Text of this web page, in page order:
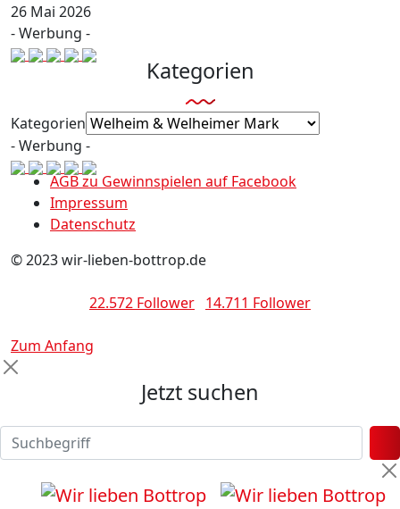
26 Mai 2026
- Werbung -
Kategorien
Kategorien
- Werbung -
AGB zu Gewinnspielen auf Facebook
Impressum
Datenschutz
© 2023 wir-lieben-bottrop.de
22.572 Follower 14.711 Follower
Zum Anfang
Jetzt suchen